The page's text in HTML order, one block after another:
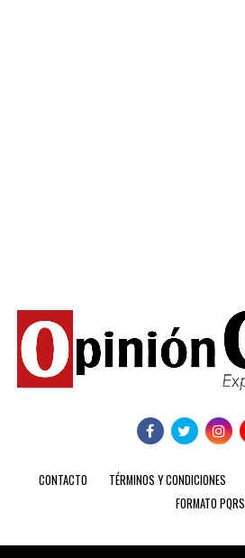
CONTACTO TÉRMINOS Y CONDICIONES
FORMATO PQRS